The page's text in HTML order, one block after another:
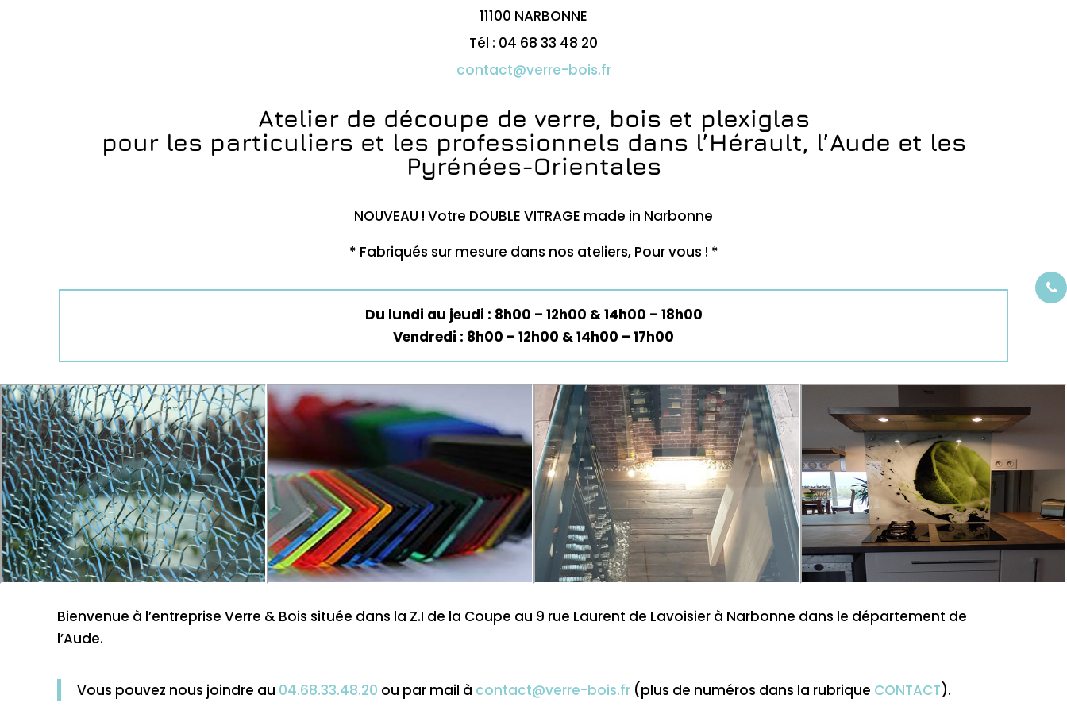
11100 NARBONNE
Tél : 04 68 33 48 20
contact@verre-bois.fr
Atelier de découpe de verre, bois et plexiglas
pour les particuliers et les professionnels dans l’Hérault, l’Aude et les
Pyrénées-Orientales
NOUVEAU ! Votre DOUBLE VITRAGE made in Narbonne
* Fabriqués sur mesure dans nos ateliers, Pour vous ! *
Du lundi au jeudi : 8h00 – 12h00 & 14h00 – 18h00
Vendredi : 8h00 – 12h00 & 14h00 – 17h00
Bienvenue à l’entreprise Verre & Bois située dans la Z.I de la Coupe au 9 rue Laurent de Lavoisier à Narbonne dans le département de
l’Aude.
Vous pouvez nous joindre au 04.68.33.48.20 ou par mail à contact@verre-bois.fr (plus de numéros dans la rubrique CONTACT).